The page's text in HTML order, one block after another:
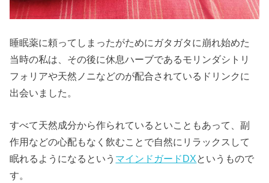
睡眠薬に頼ってしまったがためにガタガタに崩れ始めた
当時の私は、その後に休息ハーブであるモリンダシトリ
フォリアや天然ノニなどのが配合されているドリンクに
出会いました。
すべて天然成分から作られているといこともあって、副
作用などの心配もなく飲むことで自然にリラックスして
眠れるようになるという マインドガードDXというもので
す。